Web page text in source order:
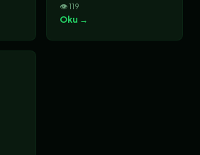
👁 119
Oku →